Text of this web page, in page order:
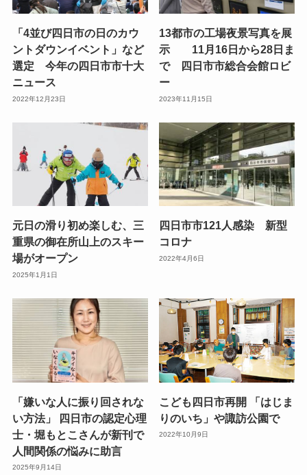
「4並び四日市の日のカウ
ントダウンイベント」など
選定 今年の四日市市十大
ニュース
2022年12月23日
13都市の工場夜景写真を展
示 11月16日から28日ま
で 四日市市総合会館ロビ
ー
2023年11月15日
元日の滑り初め楽しむ、三
重県の御在所山上のスキー
場がオープン
2025年1月1日
四日市市121人感染 新型
コロナ
2022年4月6日
「嫌いな人に振り回されな
い方法」 四日市の認定心理
士・堀もとこさんが新刊で
人間関係の悩みに助言
2025年9月14日
こども四日市再開 「はじま
りのいち」や諏訪公園で
2022年10月9日